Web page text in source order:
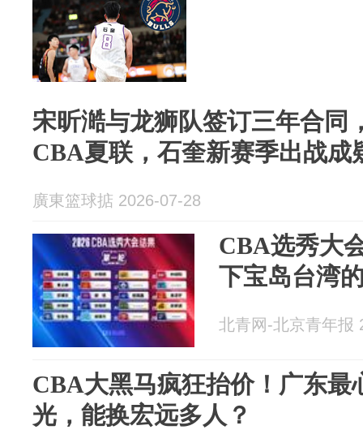
宋昕澔与龙狮队签订三年合同
CBA夏联，石奎新赛季出战成
廣東篮球掂 2026-07-28
CBA选秀大
下宝岛台湾
北青网-北京青年报
CBA大黑马疯狂抬价！广东最
光，能换宏远多人？